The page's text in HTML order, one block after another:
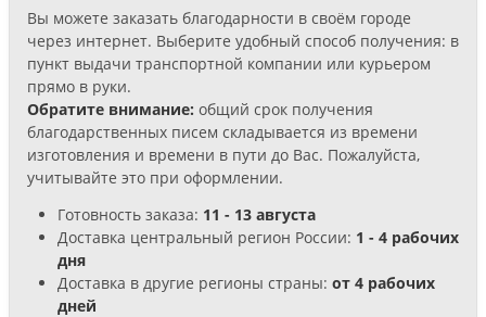
Вы можете заказать благодарности в своём городе
через интернет. Выберите удобный способ получения: в
пункт выдачи транспортной компании или курьером
прямо в руки.
Обратите внимание: общий срок получения
благодарственных писем складывается из времени
изготовления и времени в пути до Вас. Пожалуйста,
учитывайте это при оформлении.
Готовность заказа: 11 - 13 августа
Доставка центральный регион России: 1 - 4 рабочих
дня
Доставка в другие регионы страны: от 4 рабочих
дней